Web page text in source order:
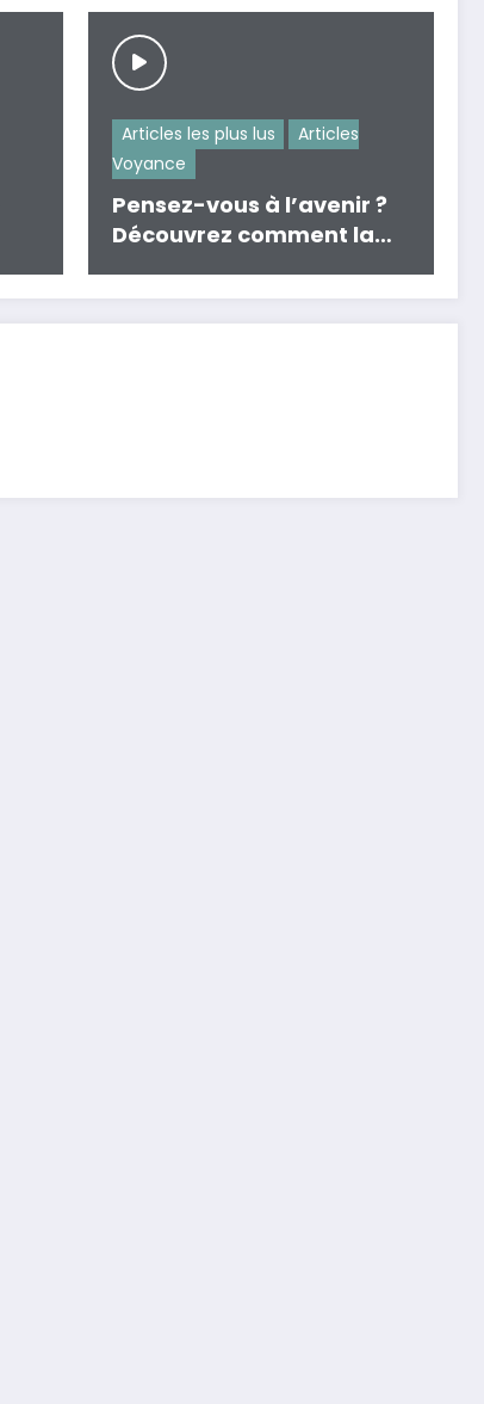
Articles les plus lus
Articles
Voyance
Pensez-vous à l’avenir ?
Découvrez comment la